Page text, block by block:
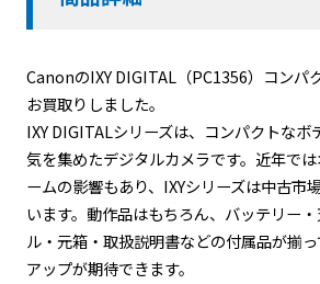
CanonのIXY DIGITAL（PC1356）コンパ
お買取りしました。
IXY DIGITALシリーズは、コンパクトなボ
気を集めたデジタルカメラです。近年で
ームの影響もあり、IXYシリーズは中古市
います。動作品はもちろん、バッテリー
ル・元箱・取扱説明書などの付属品が揃
アップが期待できます。